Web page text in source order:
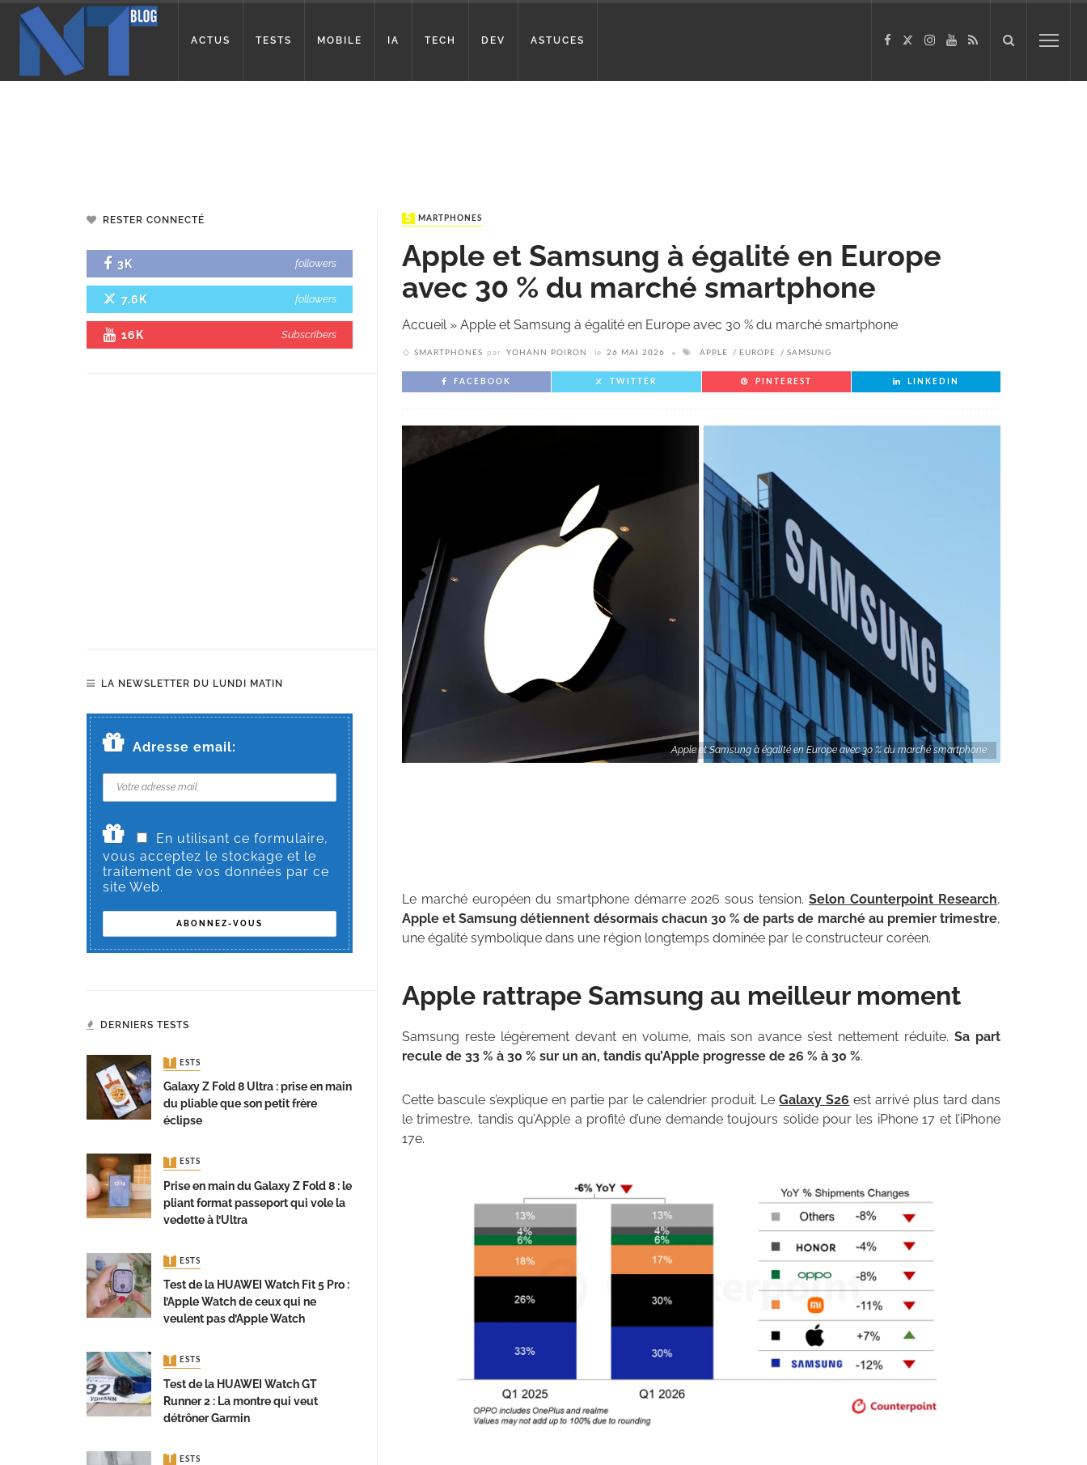
ACTUS TESTS MOBILE IA TECH DEV ASTUCES
SMARTPHONES
Apple et Samsung à égalité en Europe
avec 30 % du marché smartphone
Accueil» Apple et Samsung à égalité en Europe avec 30 % du marché smartphone
SMARTPHONES par YOHANN POIRON le 26 MAI 2026 APPLE EUROPE SAMSUNG
FACEBOOK TWITTER PINTEREST LINKEDIN
Apple et Samsung à égalité en Europe avec 30 % du marché smartphone
Le marché européen du smartphone démarre 2026 sous tension. Selon Counterpoint Research,
Apple et Samsung détiennent désormais chacun 30 % de parts de marché au premier trimestre,
une égalité symbolique dans une région longtemps dominée par le constructeur coréen.
Apple rattrape Samsung au meilleur moment
Samsung reste légèrement devant en volume, mais son avance s’est nettement réduite.Sa part
recule de 33 % à 30 % sur un an, tandis qu’Apple progresse de 26 % à 30 %.
Cette bascule s’explique en partie par le calendrier produit. LeGalaxy S26 est arrivé plus tard dans
le trimestre, tandis qu’Apple a profité d’une demande toujours solide pour les iPhone 17 et l’iPhone
17e.
RESTER CONNECTÉ
3K followers
7.6K followers
16K Subscribers
LA NEWSLETTER DU LUNDI MATIN
Adresse email:
En utilisant ce formulaire,
vous acceptez le stockage et le
traitement de vos données par ce
site Web.
DERNIERS TESTS
TESTS
Galaxy Z Fold 8 Ultra : prise en main
du pliable que son petit frère
éclipse
TESTS
Prise en main du Galaxy Z Fold 8 : le
pliant format passeport qui vole la
vedette à l’Ultra
TESTS
Test de la HUAWEI Watch Fit 5 Pro :
l’Apple Watch de ceux qui ne
veulent pas d’Apple Watch
TESTS
Test de la HUAWEI Watch GT
Runner 2 : La montre qui veut
détrôner Garmin
TESTS